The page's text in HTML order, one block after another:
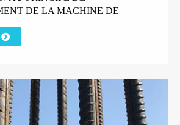
DE LA MACHINE DE